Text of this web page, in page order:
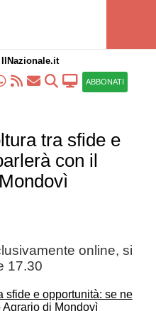
IlNazionale.it
ABBONATI
tra sfide e
con il
online, si
17.30